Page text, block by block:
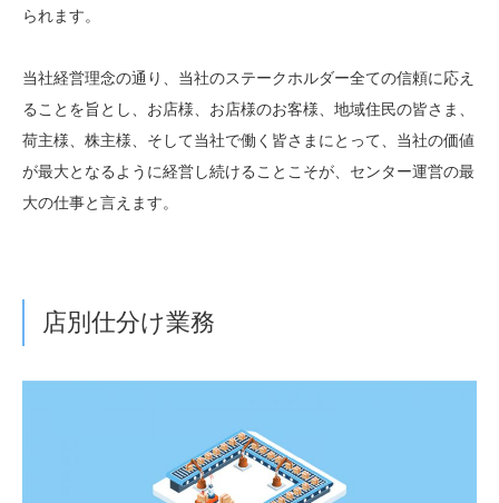
られます。
当社経営理念の通り、当社のステークホルダー全ての信頼に応え
ることを旨とし、お店様、お店様のお客様、地域住民の皆さま、
荷主様、株主様、そして当社で働く皆さまにとって、当社の価値
が最大となるように経営し続けることこそが、センター運営の最
大の仕事と言えます。
店別仕分け業務